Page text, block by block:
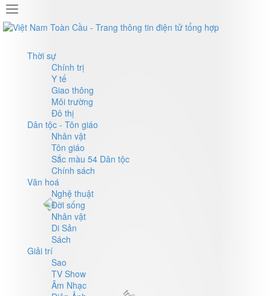
Thời sự
Chính trị
Y tế
Giao thông
Môi trường
Đô thị
Dân tộc - Tôn giáo
Nhân vật
Tôn giáo
Sắc màu 54 Dân tộc
Chính sách
Văn hoá
Nghệ thuật
Đời sống
Nhân vật
Di Sản
Sách
Giải trí
Sao
TV Show
Âm Nhạc